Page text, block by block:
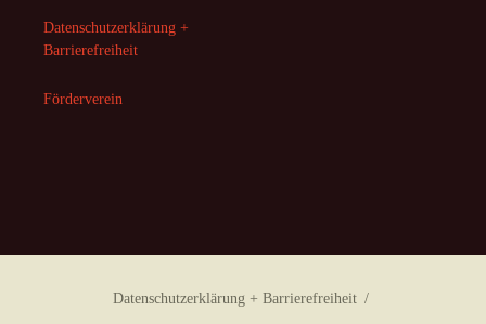
Datenschutzerklärung +
Barrierefreiheit
Förderverein
Datenschutzerklärung + Barrierefreiheit